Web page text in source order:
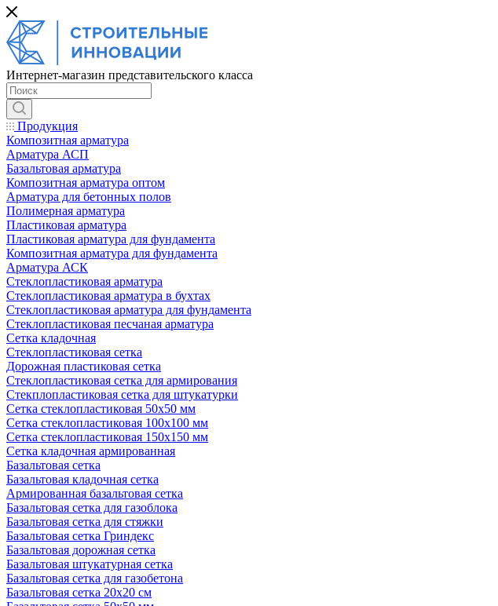
Интернет-магазин представительского класса
Продукция
Композитная арматура
Арматура АСП
Базальтовая арматура
Композитная арматура оптом
Арматура для бетонных полов
Полимерная арматура
Пластиковая арматура
Пластиковая арматура для фундамента
Композитная арматура для фундамента
Арматура АСК
Cтеклопластиковая арматура
Стеклопластиковая арматура в бухтах
Стеклопластиковая арматура для фундамента
Стеклопластиковая песчаная арматура
Сетка кладочная
Стеклопластиковая сетка
Дорожная пластиковая сетка
Стеклопластиковая сетка для армирования
Стекплопластиковая сетка для штукатурки
Сетка стеклопластиковая 50x50 мм
Сетка стеклопластиковая 100x100 мм
Сетка стеклопластиковая 150x150 мм
Сетка кладочная армированная
Базальтовая сетка
Базальтовая кладочная сетка
Армированная базальтовая сетка
Базальтовая сетка для газоблока
Базальтовая сетка для стяжки
Базальтовая сетка Гриндекс
Базальтовая дорожная сетка
Базальтовая штукатурная сетка
Базальтовая сетка для газобетона
Базальтовая сетка 20x20 см